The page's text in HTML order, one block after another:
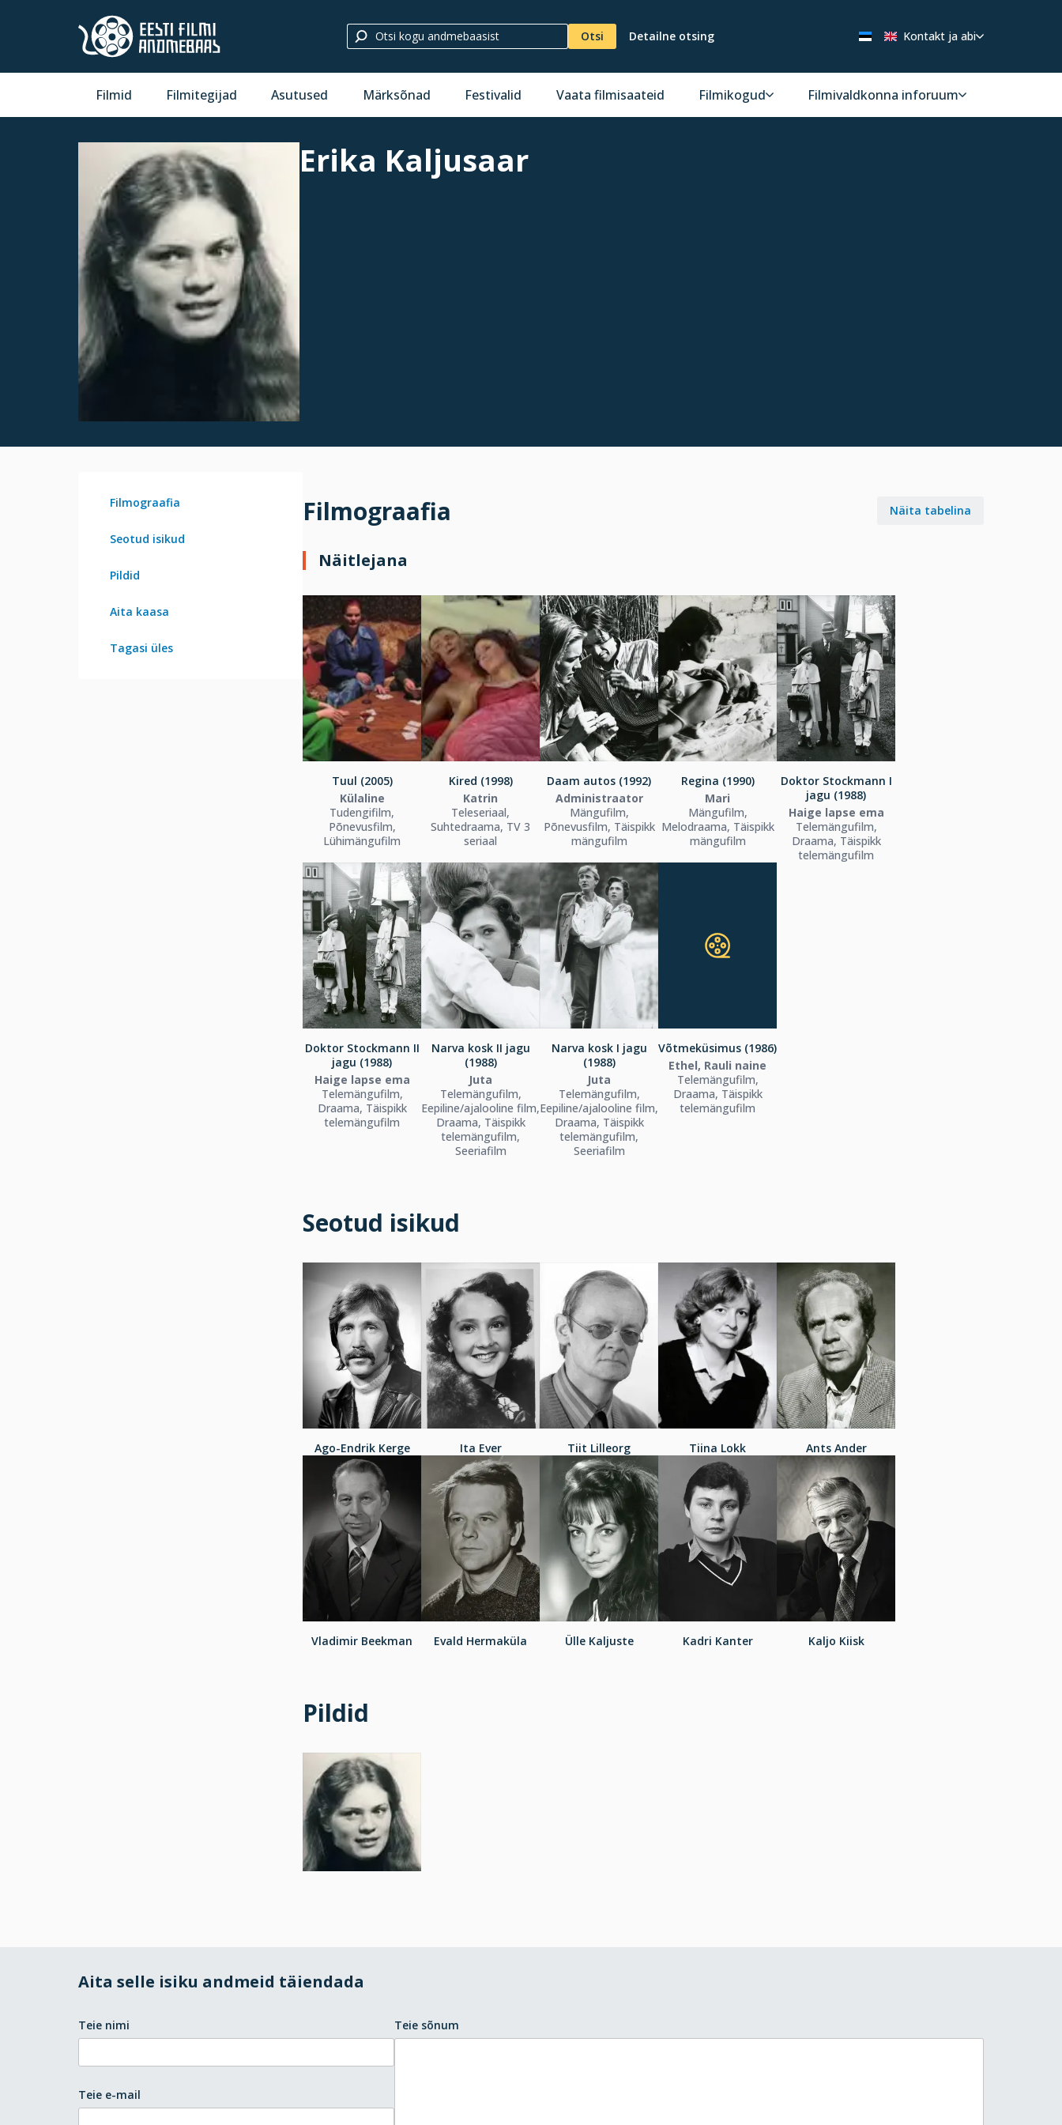
Otsi Detailne otsing Kontakt ja abi
Filmid Filmitegijad Asutused Märksõnad Festivalid Vaata filmisaateid Filmikogud Filmivaldkonna inforuum
Erika Kaljusaar
Filmograafia
Seotud isikud
Pildid
Aita kaasa
Tagasi üles
Filmograafia Näita tabelina
Näitlejana
Tuul (2005)
Külaline
Tudengifilm,
Põnevusfilm,
Lühimängufilm
Kired (1998)
Katrin
Teleseriaal,
Suhtedraama, TV 3
seriaal
Daam autos (1992)
Administraator
Mängufilm,
Põnevusfilm, Täispikk
mängufilm
Regina (1990)
Mari
Mängufilm,
Melodraama, Täispikk
mängufilm
Doktor Stockmann I
jagu (1988)
Haige lapse ema
Telemängufilm,
Draama, Täispikk
telemängufilm
Doktor Stockmann II
jagu (1988)
Haige lapse ema
Telemängufilm,
Draama, Täispikk
telemängufilm
Narva kosk II jagu
(1988)
Juta
Telemängufilm,
Eepiline/ajalooline film,
Draama, Täispikk
telemängufilm,
Seeriafilm
Narva kosk I jagu
(1988)
Juta
Telemängufilm,
Eepiline/ajalooline film,
Draama, Täispikk
telemängufilm,
Seeriafilm
Võtmeküsimus (1986)
Ethel, Rauli naine
Telemängufilm,
Draama, Täispikk
telemängufilm
Seotud isikud
Ago-Endrik Kerge Ita Ever Tiit Lilleorg Tiina Lokk Ants Ander
Vladimir Beekman Evald Hermaküla Ülle Kaljuste Kadri Kanter Kaljo Kiisk
Pildid
Aita selle isiku andmeid täiendada
Teie nimi
Teie e-mail
Teie sõnum